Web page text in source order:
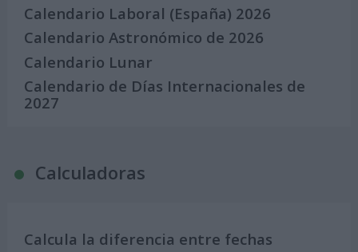
Calendario Laboral (España) 2026
Calendario Astronómico de 2026
Calendario Lunar
Calendario de Días Internacionales de
2027
Calculadoras
Calcula la diferencia entre fechas